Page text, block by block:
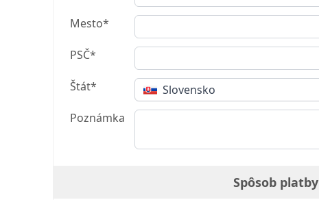
Mesto*
PSČ*
Štát*
Slovensko
Poznámka
Spôsob platby